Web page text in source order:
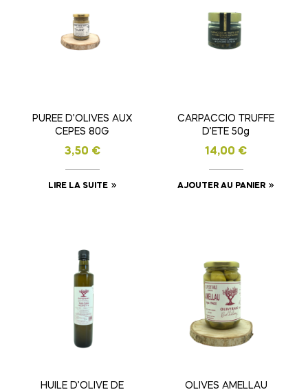
PUREE D’OLIVES AUX
CEPES 80G
3,50 €
LIRE LA SUITE
CARPACCIO TRUFFE
D’ETE 50g
14,00 €
AJOUTER AU PANIER
HUILE D’OLIVE DE
OLIVES AMELLAU